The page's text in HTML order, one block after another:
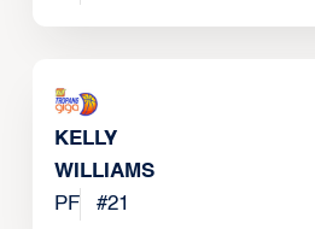
KELLY
WILLIAMS
PF
#21